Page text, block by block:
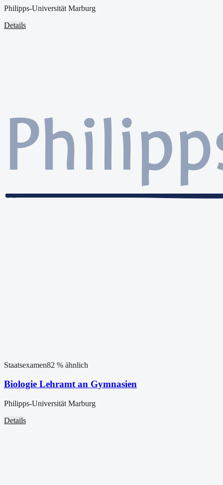
Philipps-Universität Marburg
Details
Staatsexamen82 % ähnlich
Biologie Lehramt an Gymnasien
Philipps-Universität Marburg
Details